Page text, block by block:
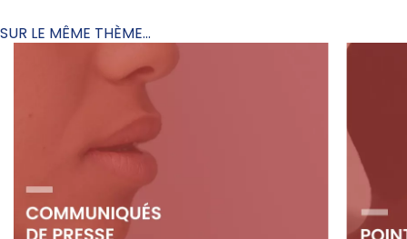
SUR LE MÊME THÈME...